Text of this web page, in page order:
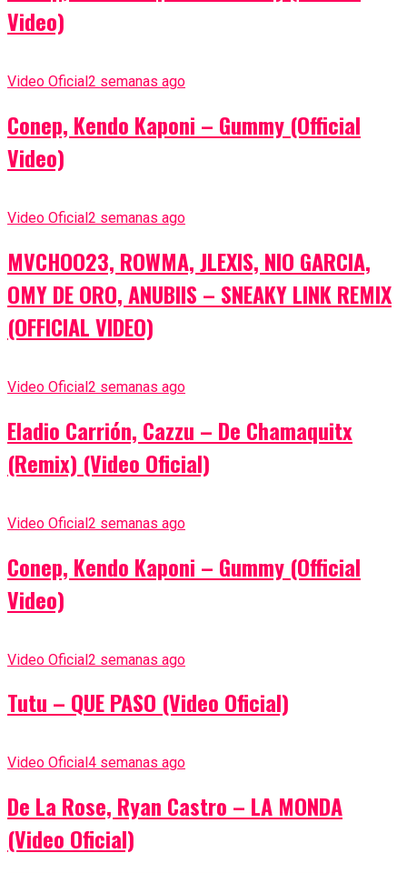
Video)
Video Oficial 2 semanas ago
Conep, Kendo Kaponi – Gummy (Official
Video)
Video Oficial2 semanas ago
MVCHOO23, ROWMA, JLEXIS, NIO GARCIA,
OMY DE ORO, ANUBIIS – SNEAKY LINK REMIX
(OFFICIAL VIDEO)
Video Oficial2 semanas ago
Eladio Carrión, Cazzu – De Chamaquitx
(Remix) (Video Oficial)
Video Oficial2 semanas ago
Conep, Kendo Kaponi – Gummy (Official
Video)
Video Oficial2 semanas ago
Tutu – QUE PASO (Video Oficial)
Video Oficial 4 semanas ago
De La Rose, Ryan Castro – LA MONDA
(Video Oficial)